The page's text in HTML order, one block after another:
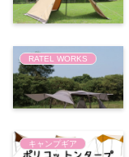
RATEL WORKS
キャンプギア